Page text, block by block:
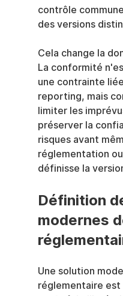
contrôle
des versions
Cela change la
La conformité
une contrainte
reporting, mais
limiter les
préserver la
risques avant
réglementation
définisse la
Définition
modernes
Une solution
réglementaire est